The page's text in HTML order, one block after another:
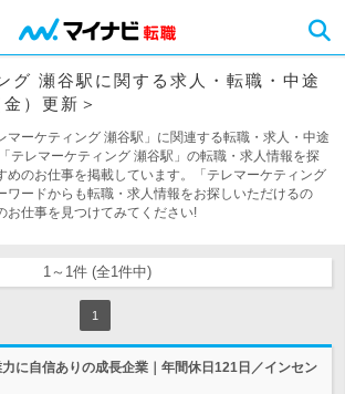
グ 瀬谷駅に関する求人・転職・中途
）更新＞
マーケティング 瀬谷駅」に関連する転職・求人・中途
テレマーケティング 瀬谷駅」の転職・求人情報を探
めのお仕事を掲載しています。「テレマーケティング
ワードからも転職・求人情報をお探しいただけるの
お仕事を見つけてみてください!
1～1件 (全1件中)
1
に自信ありの成長企業｜年間休日121日／インセン